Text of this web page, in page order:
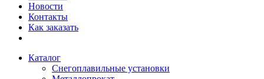
Новости
Контакты
Как заказать
Каталог
Снегоплавильные установки